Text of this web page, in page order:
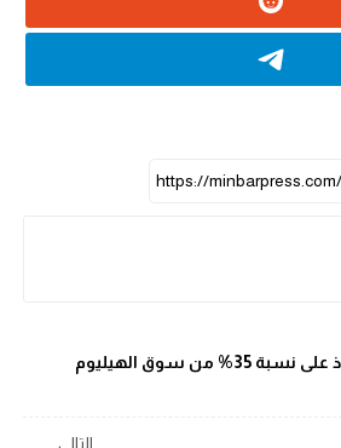
دولة خليجية تستحوذ على نسبة 35% من سوق الهيليوم
التالي